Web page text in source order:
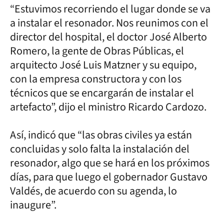
“Estuvimos recorriendo el lugar donde se va
a instalar el resonador. Nos reunimos con el
director del hospital, el doctor José Alberto
Romero, la gente de Obras Públicas, el
arquitecto José Luis Matzner y su equipo,
con la empresa constructora y con los
técnicos que se encargarán de instalar el
artefacto”, dijo el ministro Ricardo Cardozo.
Así, indicó que “las obras civiles ya están
concluidas y solo falta la instalación del
resonador, algo que se hará en los próximos
días, para que luego el gobernador Gustavo
Valdés, de acuerdo con su agenda, lo
inaugure”.